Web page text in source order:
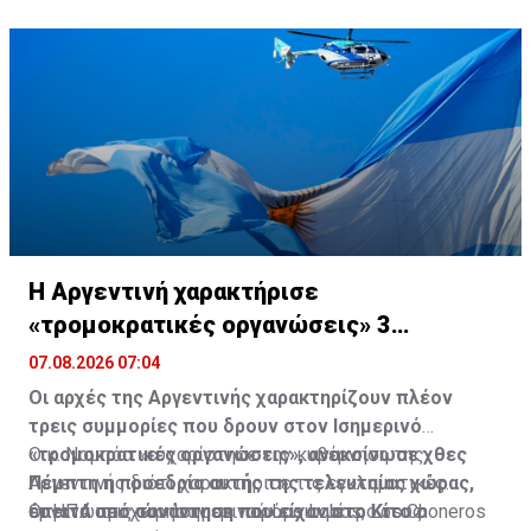
Η Αργεντινή χαρακτήρισε
«τρομοκρατικές οργανώσεις» 3
συμμορίες στον Ισημερινό
07.08.2026 07:04
Οι αρχές της Αργεντινής χαρακτηρίζουν πλέον
τρεις συμμορίες που δρουν στον Ισημερινό
«τρομοκρατικές οργανώσεις», ανακοίνωσε χθες
Πέμπτη η προεδρία αυτής της τελευταίας χώρας,
έπειτα από συνάντηση που είχαν στο Κίτο ο
Ο κ. Νομπόα «ευχαρίστησε την κυβέρνηση της
Αργεντινής διότι χαρακτήρισε τις εγκληματικές
οργανώσεις του Ισημερινού Los Lobos, Los Choneros
Οι ΗΠΑ προχώρησαν σε παρόμοιο μέτρο τους